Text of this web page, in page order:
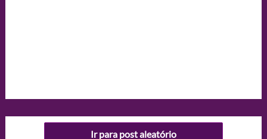
Ir para post aleatório